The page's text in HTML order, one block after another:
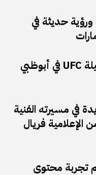
حديثة في
أنكالايف وغوسكوف يشعلان ليلة UFC في أبوظبي
في مسيرته الفنية
الإعلامية فريال
تجربة محتوى